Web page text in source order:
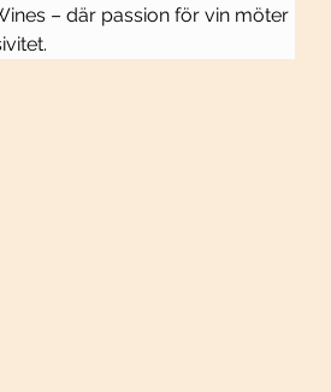
– där passion för vin möter